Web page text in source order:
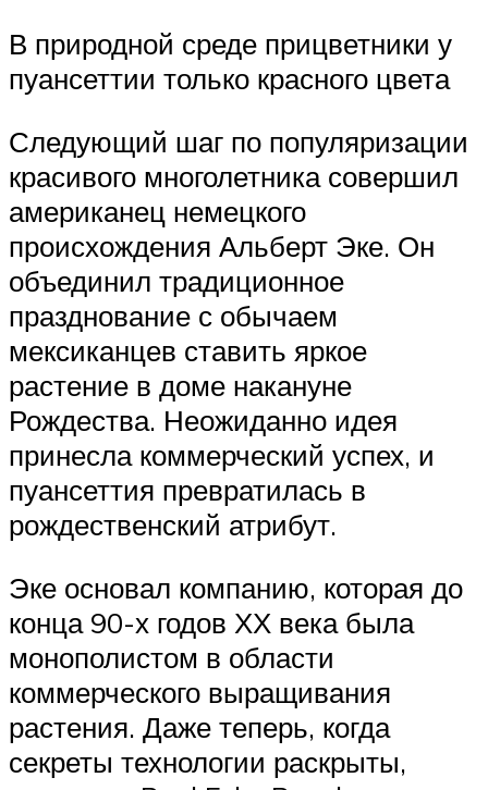
В природной среде прицветники у
пуансеттии только красного цвета
Следующий шаг по популяризации
красивого многолетника совершил
американец немецкого
происхождения Альберт Эке. Он
объединил традиционное
празднование с обычаем
мексиканцев ставить яркое
растение в доме накануне
Рождества. Неожиданно идея
принесла коммерческий успех, и
пуансеттия превратилась в
рождественский атрибут.
Эке основал компанию, которая до
конца 90-х годов ХХ века была
монополистом в области
коммерческого выращивания
растения. Даже теперь, когда
секреты технологии раскрыты,